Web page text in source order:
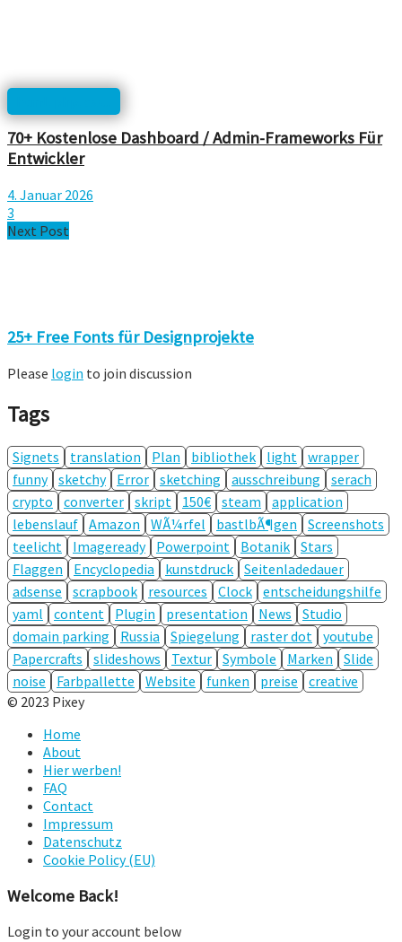
70+ Kostenlose Dashboard / Admin-Frameworks Für
Entwickler
4. Januar 2026
3
Next Post
25+ Free Fonts für Designprojekte
Please login to join discussion
Tags
Signets translation Plan bibliothek light
wrapper
funny sketchy Error sketching ausschreibung
serach
crypto
converter skript 150€ steam
application
lebenslauf Amazon WÃ¼rfel bastlbÃ¶gen
Screenshots
teelicht
Imageready Powerpoint Botanik Stars
Flaggen
Encyclopedia kunstdruck Seitenladedauer
adsense
scrapbook resources Clock entscheidungshilfe
yaml
content Plugin presentation News
Studio
domain parking
Russia Spiegelung raster dot
youtube
Papercrafts
slideshows Textur Symbole Marken
Slide
noise
Farbpallette Website funken preise
creative
© 2023 Pixey
Home
About
Hier werben!
FAQ
Contact
Impressum
Datenschutz
Cookie Policy (EU)
Welcome Back!
Login to your account below